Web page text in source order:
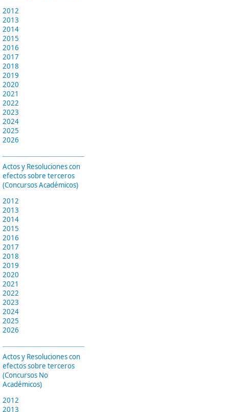
2012
2013
2014
2015
2016
2017
2018
2019
2020
2021
2022
2023
2024
2025
2026
Actos y Resoluciones con
efectos sobre terceros
(Concursos Académicos)
2012
2013
2014
2015
2016
2017
2018
2019
2020
2021
2022
2023
2024
2025
2026
Actos y Resoluciones con
efectos sobre terceros
(Concursos No
Académicos)
2012
2013